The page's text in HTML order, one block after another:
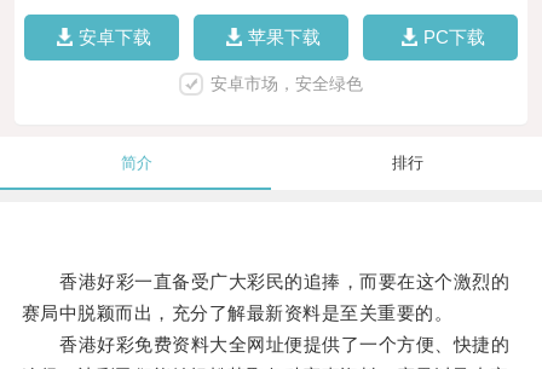
安卓下载 苹果下载 PC下载
安卓市场，安全绿色
简介 排行
香港好彩一直备受广大彩民的追捧，而要在这个激烈的
赛局中脱颖而出，充分了解最新资料是至关重要的。
香港好彩免费资料大全网址便提供了一个方便、快捷的